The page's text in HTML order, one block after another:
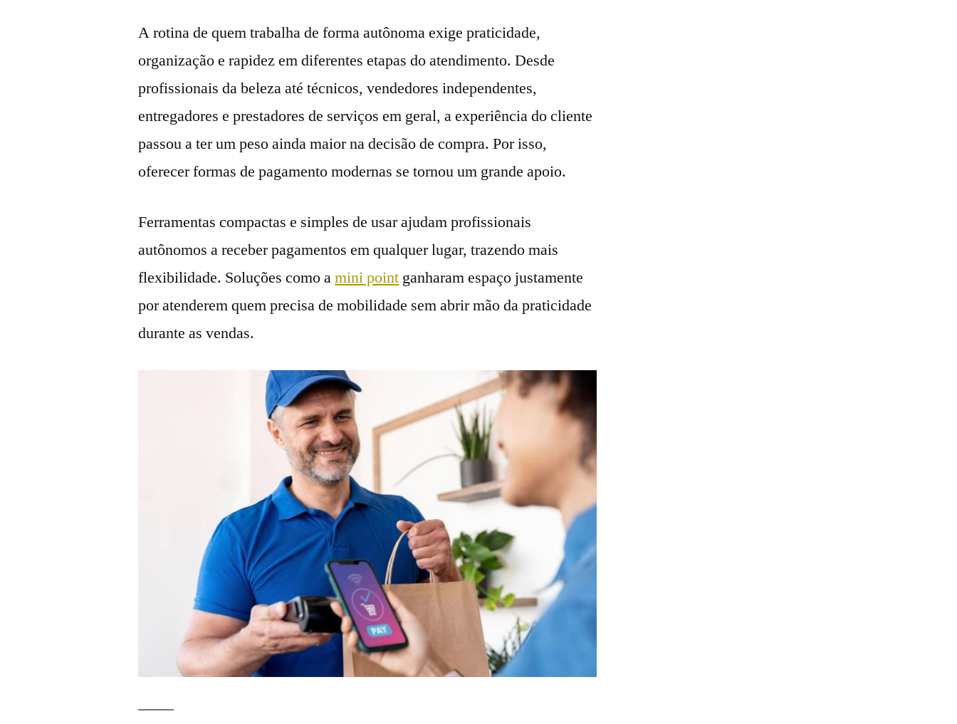
A rotina de quem trabalha de forma autônoma exige praticidade,
organização e rapidez em diferentes etapas do atendimento. Desde
profissionais da beleza até técnicos, vendedores independentes,
entregadores e prestadores de serviços em geral, a experiência do cliente
passou a ter um peso ainda maior na decisão de compra. Por isso,
oferecer formas de pagamento modernas se tornou um grande apoio.
Ferramentas compactas e simples de usar ajudam profissionais
autônomos a receber pagamentos em qualquer lugar, trazendo mais
flexibilidade. Soluções como amini point ganharam espaço justamente
por atenderem quem precisa de mobilidade sem abrir mão da praticidade
durante as vendas.